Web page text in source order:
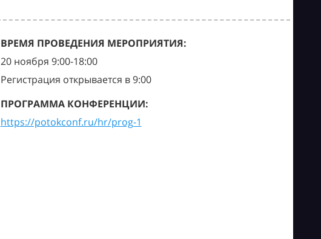
ВРЕМЯ ПРОВЕДЕНИЯ МЕРОПРИЯТИЯ:
20 ноября 9:00-18:00
Регистрация открывается в 9:00
ПРОГРАММА КОНФЕРЕНЦИИ:
https://potokconf.ru/hr/prog-1